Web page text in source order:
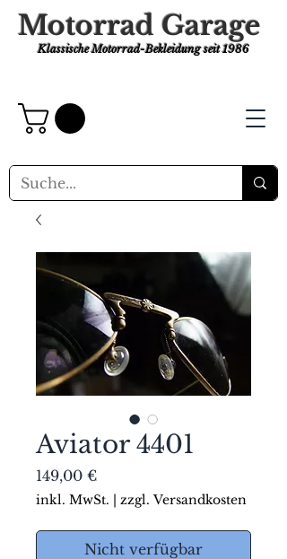
Motorrad Garage
Klassische Motorrad-Bekleidungseit 1986
Aviator 4401
149,00 €Preis
inkl. MwSt. | zzgl. Versandkosten
Nicht verfügbar